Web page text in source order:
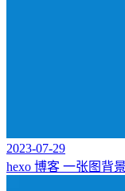
2023-07-29
hexo 博客 一张图背